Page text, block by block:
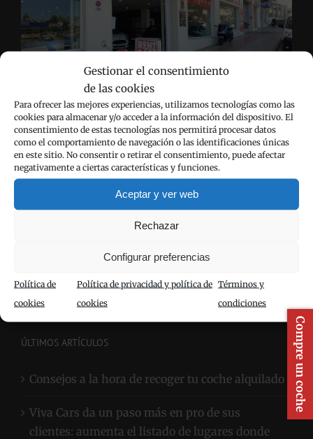
Gestionar el consentimiento
de las cookies
Para ofrecer las mejores experiencias, utilizamos tecnologías como las
cookies para almacenar y/o acceder a la información del dispositivo. El
consentimiento de estas tecnologías nos permitirá procesar datos
como el comportamiento de navegación o las identificaciones únicas
en este sitio. No consentir o retirar el consentimiento, puede afectar
negativamente a ciertas características y funciones.
Aceptar y ver web
Rechazar
Configurar preferencias
Política de
cookies
Política de privacidad y política de
cookies
Términos y
condiciones
de
Moraira
Empresa de alquiler de coches en Calpe que le
ofrece una amplia flota de coches. Le entregamos
el coche en el aeropuerto de Alicante, en el hotel de
Calpe donde vaya a alojarse o, si lo prefiere, en
nuestra oficina que está en el centro de la ciudad.
VIVA CARS VENTA DE COCHES
Coches en venta a su disposición:
Automóviles Juan Calpe
ÚLTIMOS ARTÍCULOS
Consejos a la hora de recoger tu coche alquilado
Viva Cars da un paso más en pro de sus
clientes: aumenta el listado de lugares donde
Compre un coche